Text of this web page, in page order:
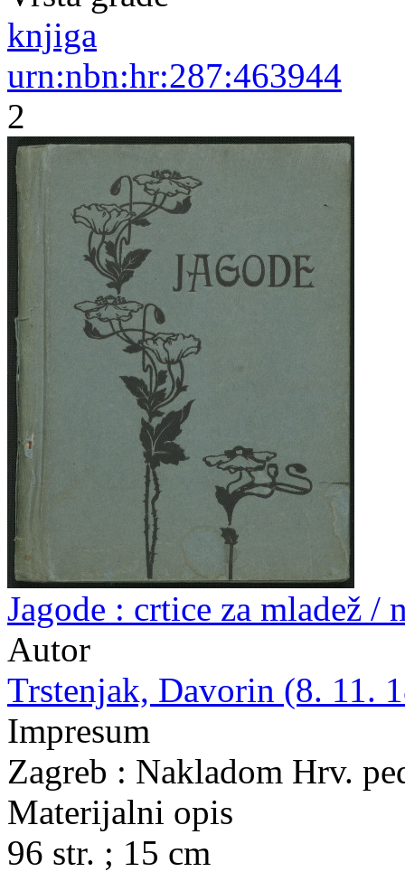
knjiga
urn:nbn:hr:287:463944
2
Jagode : crtice za mladež /
Autor
Trstenjak, Davorin (8. 11.
Impresum
Zagreb : Nakladom Hrv.
Materijalni opis
96 str. ; 15 cm